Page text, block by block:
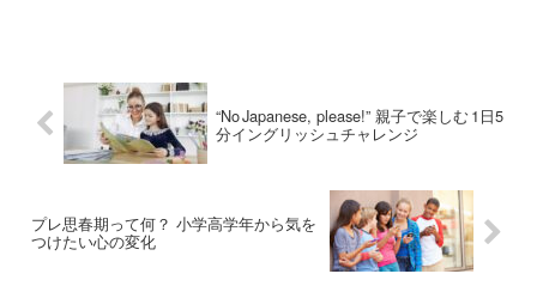
“No Japanese, please!” 親子で楽しむ 1日5
分イングリッシュチャレンジ
プレ思春期って何？ 小学高学年から気を
つけたい心の変化